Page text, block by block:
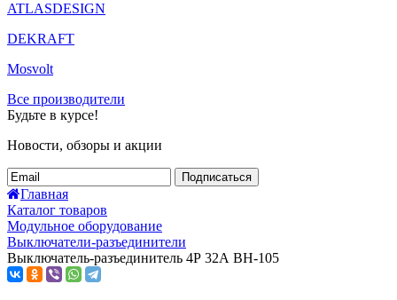
ATLASDESIGN
DEKRAFT
Mosvolt
Все производители
Будьте в курсе!
Новости, обзоры и акции
Подписаться
Главная
Каталог товаров
Модульное оборудование
Выключатели-разъединители
Выключатель-разъединитель 4Р 32А ВН-105